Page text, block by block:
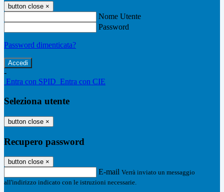
button close ×
Nome Utente
Password
Password dimenticata?
-
Entra con SPID Entra con CIE
Seleziona utente
button close ×
Recupero password
button close ×
E-mail Verrà inviato un messaggio
all'indirizzo indicato con le istruzioni necessarie.